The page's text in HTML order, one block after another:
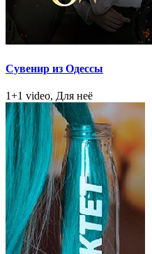
Сувенир из Одессы
1+1 video, Для неё